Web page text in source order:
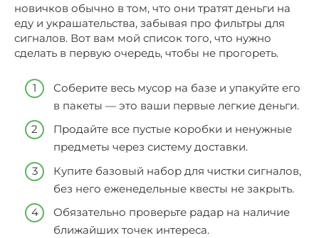
новичков обычно в том, что они тратят деньги на
еду и украшательства, забывая про фильтры для
сигналов. Вот вам мой список того, что нужно
сделать в первую очередь, чтобы не прогореть.
Соберите весь мусор на базе и упакуйте его
в пакеты — это ваши первые легкие деньги.
Продайте все пустые коробки и ненужные
предметы через систему доставки.
Купите базовый набор для чистки сигналов,
без него еженедельные квесты не закрыть.
Обязательно проверьте радар на наличие
ближайших точек интереса.